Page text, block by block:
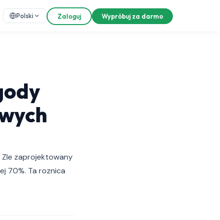
Polski Zaloguj Wypróbuj za darmo
zaprojektowany
70%. Ta roznica